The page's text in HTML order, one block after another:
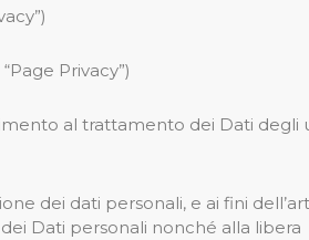
Privacy”)
al trattamento dei Dati degli
dei dati personali, e ai fini
Dati personali nonché alla libera